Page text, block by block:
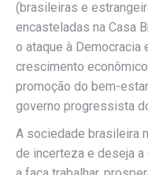
(brasileiras e
encasteladas na Casa
o ataque à
crescimento
promoção do bem-
governo progressista
A sociedade brasileira
de incerteza e deseja